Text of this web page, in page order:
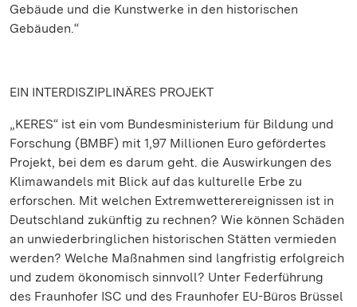
Gebäude und die Kunstwerke in den historischen
Gebäuden.“
EIN INTERDISZIPLINÄRES PROJEKT
„KERES“ ist ein vom Bundesministerium für Bildung und
Forschung (BMBF) mit 1,97 Millionen Euro gefördertes
Projekt, bei dem es darum geht. die Auswirkungen des
Klimawandels mit Blick auf das kulturelle Erbe zu
erforschen. Mit welchen Extremwetterereignissen ist in
Deutschland zukünftig zu rechnen? Wie können Schäden
an unwiederbringlichen historischen Stätten vermieden
werden? Welche Maßnahmen sind langfristig erfolgreich
und zudem ökonomisch sinnvoll? Unter Federführung
des Fraunhofer ISC und des Fraunhofer EU-Büros Brüssel